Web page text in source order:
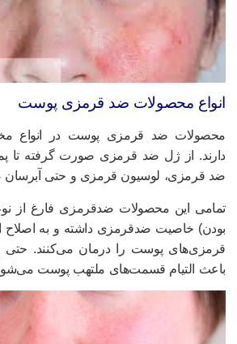
محصولات ضد قرمزی پوست
ضد قرمزی پوست در انواع
از ژل ضد قرمزی صورت گرفته تا
قرمزی، لوسیون قرمزی و حتی آبرسان
این محصولات ضدقرمزی فارغ از
خاصیت ضدقرمزی داشته و به اصلاح
پوست را درمان می‌کنند. حتی
التیام قسمت‌های ملتهب پوست می‌شوند.